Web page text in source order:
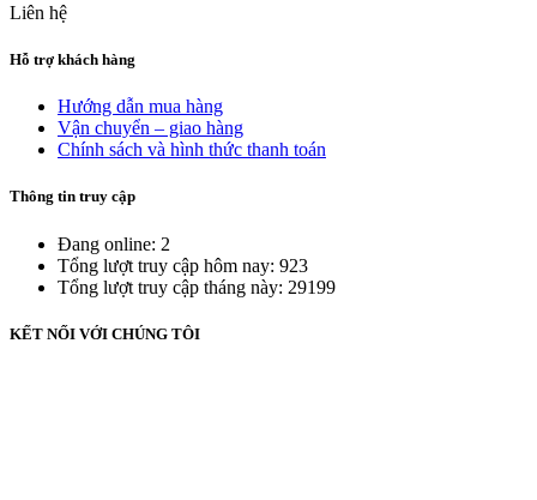
Liên hệ
Hỗ trợ khách hàng
Hướng dẫn mua hàng
Vận chuyển – giao hàng
Chính sách và hình thức thanh toán
Thông tin truy cập
Đang online: 2
Tổng lượt truy cập hôm nay: 923
Tổng lượt truy cập tháng này: 29199
KẾT NỐI VỚI CHÚNG TÔI